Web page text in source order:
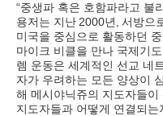
“중생파 혹은 호함파라고 불
용저는 지난 2000년 서방으
미국을 중심으로 활동하던 중
마이크 비클을 만나 국제기
렘 운동은 세계적인 선교 네
자가 우려하는 모든 양상이
해 메시야닉쥬의 지도자들
지도자들과 어떻게 연결되